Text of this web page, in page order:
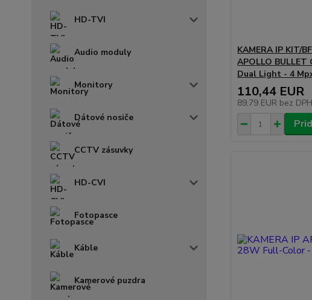
HD-TVI
Audio moduly
Monitory
Dátové nosiče
CCTV zásuvky
HD-CVI
Fotopasce
Káble
Kamerové puzdra
KAMERA IP KIT/
APOLLO
Dual Light - 4
110,44 EUR
89,79 EUR bez DPH